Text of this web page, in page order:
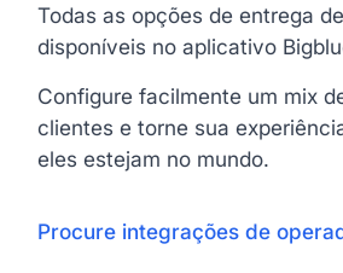
Todas as opções de entrega
disponíveis no aplicativo
Configure facilmente um mix
clientes e torne sua
eles estejam no mundo.
Procure integrações de